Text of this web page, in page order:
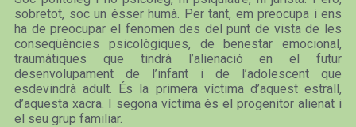
sobretot, soc un ésser humà. Per tant, em preocupa i ens
ha de preocupar el fenomen des del punt de vista de les
conseqüències psicològiques, de benestar emocional,
traumàtiques que tindrà l’alienació en el futur
desenvolupament de l’infant i de l’adolescent que
esdevindrà adult. És la primera víctima d’aquest estrall,
d’aquesta xacra. I segona víctima és el progenitor alienat i
el seu grup familiar.